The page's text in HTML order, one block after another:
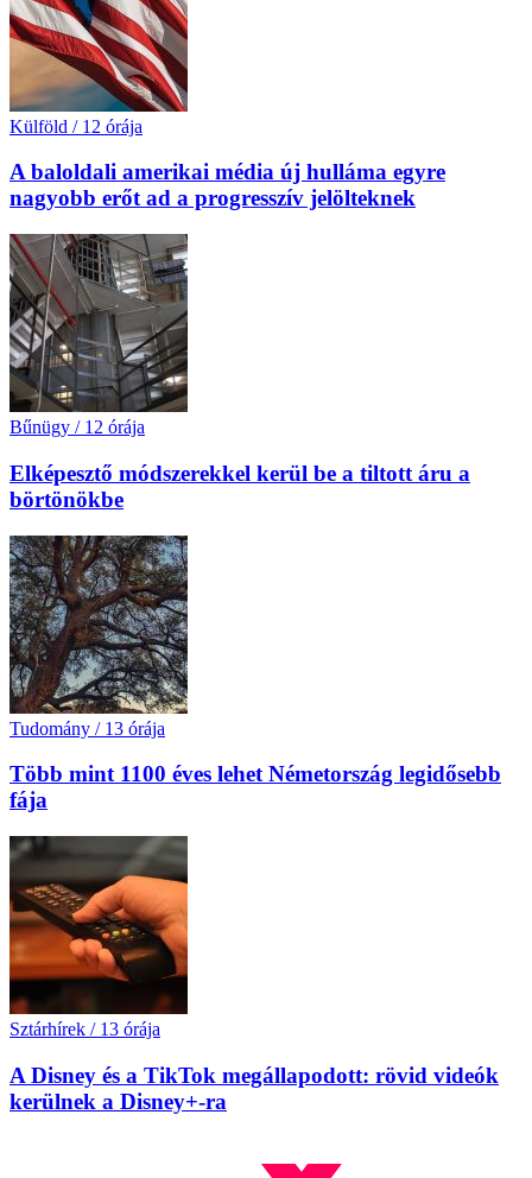
Külföld / 12 órája
A baloldali amerikai média új hulláma egyre
nagyobb erőt ad a progresszív jelölteknek
Bűnügy / 12 órája
Elképesztő módszerekkel kerül be a tiltott áru a
börtönökbe
Tudomány / 13 órája
Több mint 1100 éves lehet Németország legidősebb
fája
Sztárhírek / 13 órája
A Disney és a TikTok megállapodott: rövid videók
kerülnek a Disney+-ra